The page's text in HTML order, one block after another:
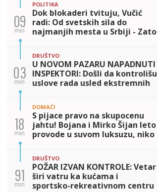
09
min
POLITIKA
Dok blokaderi tvituju, Vučić
radi: Od svetskih sila do
najmanjih mesta u Srbiji - Zato
03
min
DRUŠTVO
U NOVOM PAZARU NAPADNUTI
INSPEKTORI: Došli da kontrolišu
uslove rada usled ekstremnih
18
min
DOMAĆI
S pijace pravo na skupocenu
jahtu! Bojana i Mirko Šijan leto
provode u suvom luksuzu, niko
godine prodaju piliće
91
min
DRUŠTVO
POŽAR IZVAN KONTROLE: Vetar
širi vatru ka kućama i
sportsko-rekreativnom centru